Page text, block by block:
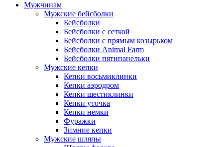
Мужчинам
Мужские бейсболки
Бейсболки
Бейсболки с сеткой
Бейсболки с прямым козырьком
Бейсболки Animal Farm
Бейсболки пятипанельки
Мужские кепки
Кепки восьмиклинки
Кепки аэродром
Кепки шестиклинки
Кепки уточка
Кепки немки
Фуражки
Зимние кепки
Мужские шляпы